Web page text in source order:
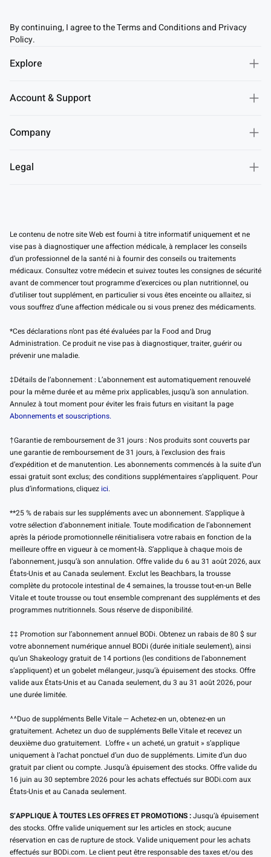
Explore
Account & Support
Company
Legal
By continuing, I agree to the Terms and Conditions and Privacy
Policy.
Le contenu de notre site Web est fourni à titre informatif uniquement et ne
vise pas à diagnostiquer une affection médicale, à remplacer les conseils
d’un professionnel de la santé ni à fournir des conseils ou traitements
médicaux. Consultez votre médecin et suivez toutes les consignes de sécurité
avant de commencer tout programme d’exercices ou plan nutritionnel, ou
d’utiliser tout supplément, en particulier si vous êtes enceinte ou allaitez, si
vous souffrez d’une affection médicale ou si vous prenez des médicaments.
*Ces déclarations n’ont pas été évaluées par la Food and Drug
Administration. Ce produit ne vise pas à diagnostiquer, traiter, guérir ou
prévenir une maladie.
‡Détails de l’abonnement : L’abonnement est automatiquement renouvelé
pour la même durée et au même prix applicables, jusqu’à son annulation.
Annulez à tout moment pour éviter les frais futurs en visitant la page
Abonnements et souscriptions.
†Garantie de remboursement de 31 jours : Nos produits sont couverts par
une garantie de remboursement de 31 jours, à l’exclusion des frais
d’expédition et de manutention. Les abonnements commencés à la suite d’un
essai gratuit sont exclus; des conditions supplémentaires s’appliquent. Pour
plus d’informations, cliquez ici.
**25 % de rabais sur les suppléments avec un abonnement. S’applique à
votre sélection d’abonnement initiale. Toute modification de l’abonnement
après la période promotionnelle réinitialisera votre rabais en fonction de la
meilleure offre en vigueur à ce moment-là. S’applique à chaque mois de
l’abonnement, jusqu’à son annulation. Offre valide du 6 au 31 août 2026, aux
États-Unis et au Canada seulement. Exclut les Beachbars, la trousse
complète du protocole intestinal de 4 semaines, la trousse tout-en-un Belle
Vitale et toute trousse ou tout ensemble comprenant des suppléments et des
programmes nutritionnels. Sous réserve de disponibilité.
‡‡ Promotion sur l’abonnement annuel BODi. Obtenez un rabais de 80 $ sur
votre abonnement numérique annuel BODi (durée initiale seulement), ainsi
qu’un Shakeology gratuit de 14 portions (les conditions de l’abonnement
s’appliquent) et un gobelet mélangeur, jusqu’à épuisement des stocks. Offre
valide aux États-Unis et au Canada seulement, du 3 au 31 août 2026, pour
une durée limitée.
^^Duo de suppléments Belle Vitale — Achetez-en un, obtenez-en un
gratuitement. Achetez un duo de suppléments Belle Vitale et recevez un
deuxième duo gratuitement. L’offre « un acheté, un gratuit » s’applique
uniquement à l’achat ponctuel d’un duo de suppléments. Limite d’un duo
gratuit par client ou compte. Jusqu’à épuisement des stocks. Offre valide du
16 juin au 30 septembre 2026 pour les achats effectués sur BODi.com aux
États-Unis et au Canada seulement.
S’APPLIQUE À TOUTES LES OFFRES ET PROMOTIONS :Jusqu’à épuisement
des stocks. Offre valide uniquement sur les articles en stock; aucune
réservation en cas de rupture de stock. Valide uniquement pour les achats
effectués sur BODi.com. Le client peut être responsable des taxes et/ou des